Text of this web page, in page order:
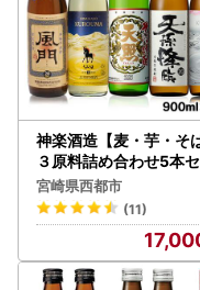
西都市役所 行
（課名 総合政策課
【注意】ワンストップ
年1月1日までに名前
った場合は、1月10日必
出ください。
「自治体マイページ」
す。
なお、「申請事項変更
てのみ適用されます。
ので、ご注意ください
神楽酒造【麦・芋・そば
３原料詰め合わせ5本
ト 900ml 焼酎＜26-
＞
宮崎県西都市
(11)